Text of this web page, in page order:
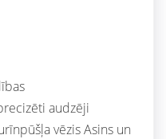
audzēji
vēzis Asins un